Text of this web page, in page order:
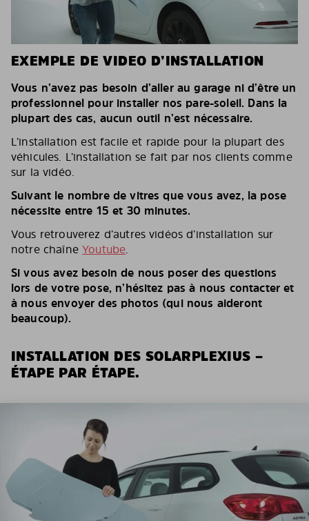
EXEMPLE DE VIDEO D’INSTALLATION
Vous n’avez pas besoin d’aller au garage ni d’être un
professionnel pour installer nos pare-soleil. Dans la
plupart des cas, aucun outil n’est nécessaire.
L’installation est facile et rapide pour la plupart des
véhicules. L’installation se fait par nos clients comme
sur la vidéo.
Suivant le nombre de vitres que vous avez, la pose
nécessite entre 15 et 30 minutes.
Vous retrouverez d’autres vidéos d’installation sur
notre chaîneYoutube.
Si vous avez besoin de nous poser des questions
lors de votre pose, n’hésitez pas à nous contacter et
à nous envoyer des photos (qui nous aideront
beaucoup).
INSTALLATION DES SOLARPLEXIUS –
ÉTAPE PAR ÉTAPE.